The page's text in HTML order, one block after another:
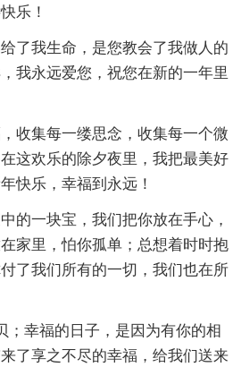
乐！
了我生命，是您教会了我做人的
我永远爱您，祝您在新的一年里
收集每一缕思念，收集每一个微
这欢乐的除夕夜里，我把最美好
快乐，幸福到永远！
的一块宝，我们把你放在手心，
家里，怕你孤单；总想着时时抱
了我们所有的一切，我们也在所
；幸福的日子，是因为有你的相
了享之不尽的幸福，给我们送来